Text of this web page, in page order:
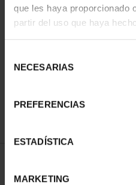
que les haya proporcionado
partir del uso que haya
NECESARIAS
PREFERENCIAS
ESTADÍSTICA
MARKETING
CAPITALES DE
PROVINCIA COLECCION
3.796,00 €